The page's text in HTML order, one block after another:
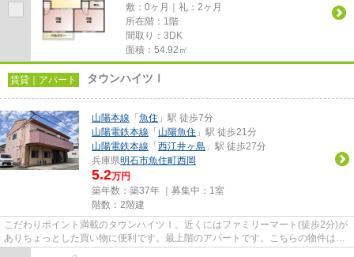
敷：0ヶ月｜礼：2ヶ月
所在階：1階
間取り：3DK
面積：54.92㎡
賃貸｜アパート タウンハイツⅠ
山陽本線 「 魚住 」駅 徒歩7分
山陽電鉄本線 「 山陽魚住 」駅 徒歩21分
山陽電鉄本線 「 西江井ヶ島 」駅 徒歩27分
兵庫県明石市魚住町西岡
5.2万円
築年数：築37年 ｜募集中： 1室
階数：2階建
こだわりポイント満載のタウンハイツⅠ。近くにはファミリーマート(徒歩2分)が
ありちょっとした買い物に便利です。最上階のアパートです。こちらの物件はア